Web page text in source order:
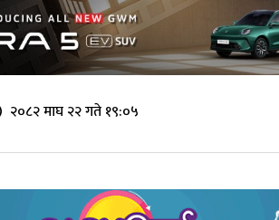
२०८२ माघ २२ गते १९:०५